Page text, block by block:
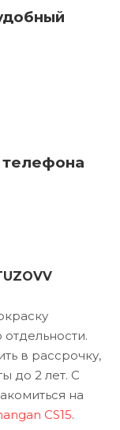
телефона
в рассрочку,
до 2 лет. С
на
CS15.